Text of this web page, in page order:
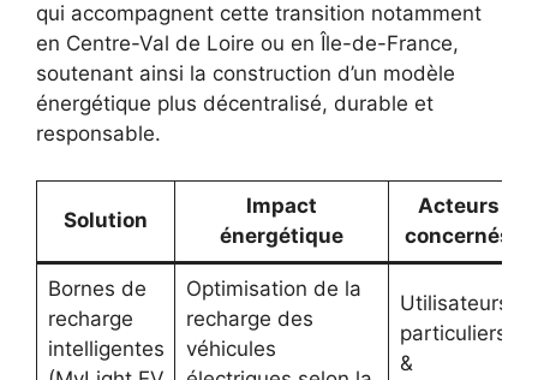
qui accompagnent cette transition notamment
en Centre-Val de Loire ou en Île-de-France,
soutenant ainsi la construction d’un modèle
énergétique plus décentralisé, durable et
responsable.
Solution
Impact
énergétique
Acteurs
concernés
Bornes de
recharge
intelligentes
Optimisation de la
recharge des
véhicules
Utilisateurs
particuliers
&